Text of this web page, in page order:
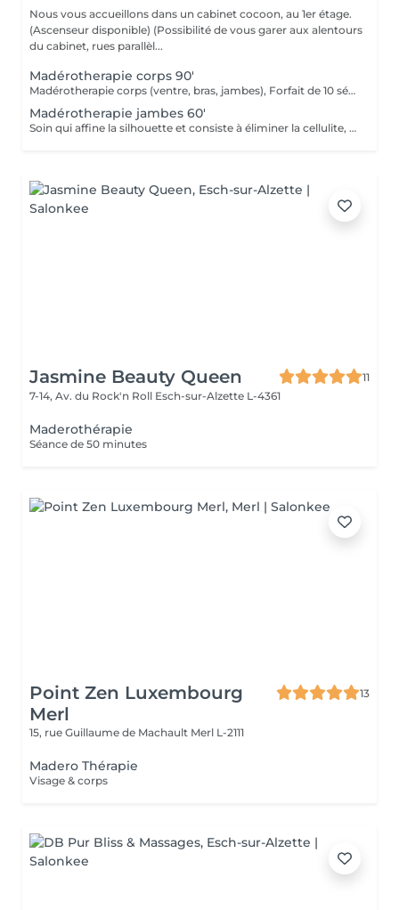
Nous vous accueillons dans un cabinet cocoon, au 1er étage.
(Ascenseur disponible) (Possibilité de vous garer aux alentours
du cabinet, rues parallèl...
Madérotherapie corps 90'
Madérotherapie corps (ventre, bras, jambes), Forfait de 10 séances + 1 offerte Recommandé pour votre challenge minceur et anti-cellulite. (Ce type de massage est puissant, revigorant, et dynamique) Attention: ce massage ne convient pas aux femmes enceintes, aux personnes aux personnes ayant des problèmes cardiaque, troubles circulatoires graves aigües, infections cutanées, insuffisance rénale, pathologique lourde.
Madérotherapie jambes 60'
Soin qui affine la silhouette et consiste à éliminer la cellulite, à l'aide du bois de hêtre. ( Ce soin est recommandé sur plusieurs séances)
Jasmine Beauty Queen
11
7-14, Av. du Rock'n Roll Esch-sur-Alzette L-4361
Maderothérapie
Séance de 50 minutes
Point Zen Luxembourg
Merl
13
15, rue Guillaume de Machault Merl L-2111
Madero Thérapie
Visage & corps